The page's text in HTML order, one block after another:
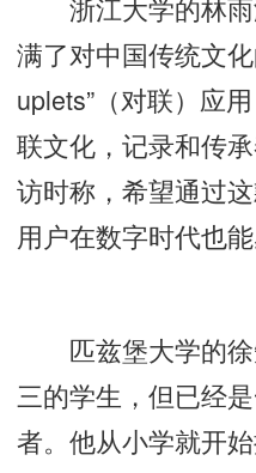
浙江大学的林雨
满了对中国传统文
uplets”（对联）应
联文化，记录和传
访时称，希望通过
用户在数字时代也
匹兹堡大学的徐
三的学生，但已经
者。他从小学就开